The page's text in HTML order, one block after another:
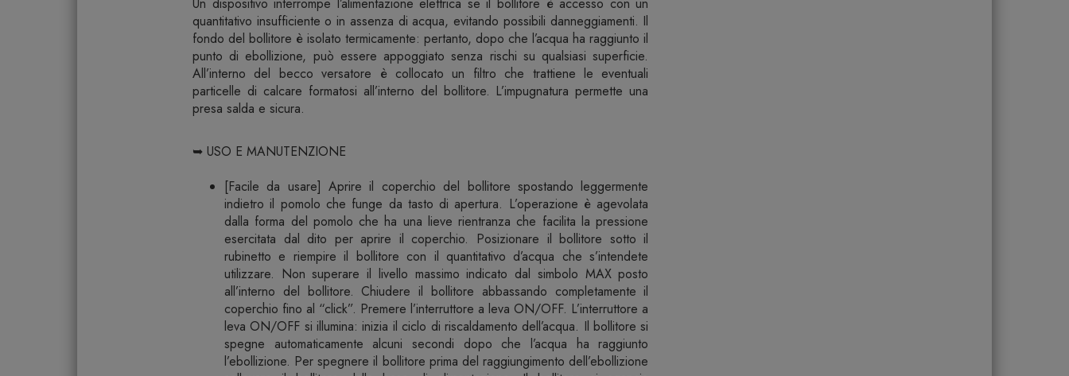
quantitativo insufficiente o in assenza di acqua, evitando possibili danneggiamenti. Il
fondo del bollitore è isolato termicamente: pertanto, dopo che l’acqua ha raggiunto il
punto di ebollizione, può essere appoggiato senza rischi su qualsiasi superficie.
All’interno del becco versatore è collocato un filtro che trattiene le eventuali
particelle di calcare formatosi all’interno del bollitore. L’impugnatura permette una
presa salda e sicura.
➥ USO E MANUTENZIONE
[Facile da usare] Aprire il coperchio del bollitore spostando leggermente
indietro il pomolo che funge da tasto di apertura. L’operazione è agevolata
dalla forma del pomolo che ha una lieve rientranza che facilita la pressione
esercitata dal dito per aprire il coperchio. Posizionare il bollitore sotto il
rubinetto e riempire il bollitore con il quantitativo d’acqua che s’intendete
utilizzare. Non superare il livello massimo indicato dal simbolo MAX posto
all’interno del bollitore. Chiudere il bollitore abbassando completamente il
coperchio fino al “click”. Premere l’interruttore a leva ON/OFF. L’interruttore a
leva ON/OFF si illumina: inizia il ciclo di riscaldamento dell’acqua. Il bollitore si
spegne automaticamente alcuni secondi dopo che l’acqua ha raggiunto
l’ebollizione. Per spegnere il bollitore prima del raggiungimento dell’ebollizione